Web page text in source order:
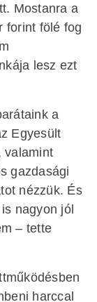
Mostanra a
forint fölé fog
lesz ezt
a
Egyesült
valamint
gazdasági
nézzük. És
nagyon jól
– tette
harccal